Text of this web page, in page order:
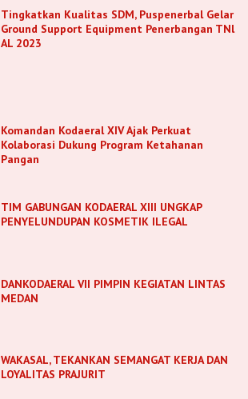
Tingkatkan Kualitas SDM, Puspenerbal Gelar
Ground Support Equipment Penerbangan TNl
AL 2023
Komandan Kodaeral XIV Ajak Perkuat
Kolaborasi Dukung Program Ketahanan
Pangan
TIM GABUNGAN KODAERAL XIII UNGKAP
PENYELUNDUPAN KOSMETIK ILEGAL
DANKODAERAL VII PIMPIN KEGIATAN LINTAS
MEDAN
WAKASAL, TEKANKAN SEMANGAT KERJA DAN
LOYALITAS PRAJURIT